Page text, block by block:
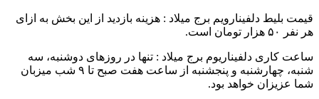
قیمت بلیط دلفینارویم برج میلاد : هزینه بازدید از این بخش به ازای
هر نفر ۵۰ هزار تومان است.
ساعت کاری دلفیناریوم برج میلاد : تنها در روزهای دوشنبه، سه
شنبه، چهارشنبه و پنجشنبه‌ از ساعت هفت صبح تا ۹ شب میزبان
شما عزیزان خواهد بود.